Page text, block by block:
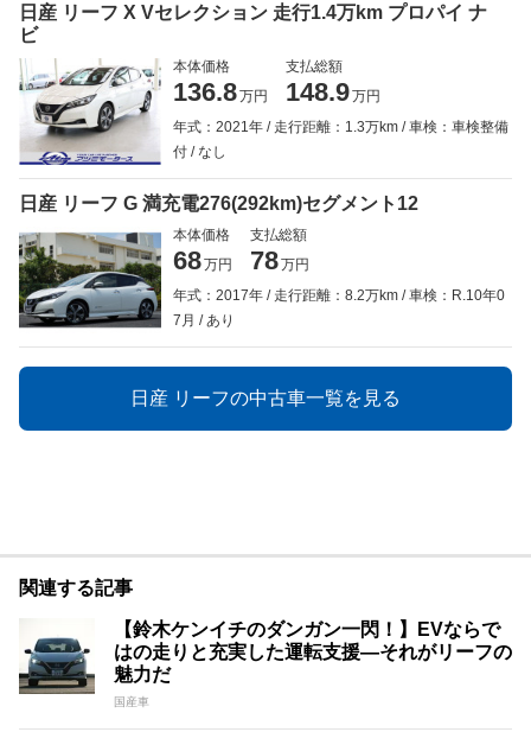
日産 リーフ X Vセレクション 走行1.4万km プロパイ ナ
ビ
本体価格
136.8万円
支払総額
148.9万円
年式：2021年
走行距離：1.3万km
車検：車検整備
付
なし
日産 リーフ G 満充電276(292km)セグメント12
本体価格
68万円
支払総額
78万円
年式：2017年
走行距離：8.2万km
車検：R.10年0
7月
あり
日産 リーフの中古車一覧を見る
関連する記事
【鈴木ケンイチのダンガン一閃！】EVならで
はの走りと充実した運転支援—それがリーフの
魅力だ
国産車